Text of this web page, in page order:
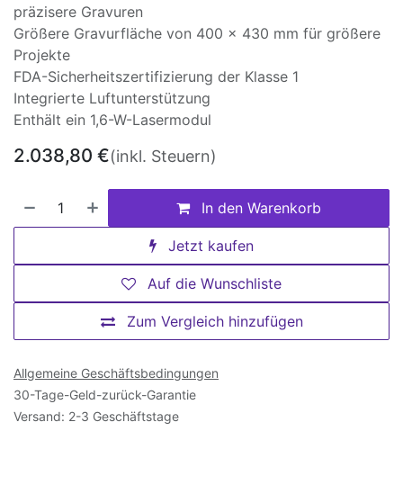
präzisere Gravuren
Größere Gravurfläche von 400 x 430 mm für größere
Projekte
FDA-Sicherheitszertifizierung der Klasse 1
Integrierte Luftunterstützung
Enthält ein 1,6-W-Lasermodul
2.038,80 €(inkl. Steuern)
In den Warenkorb
Jetzt kaufen
Zum Vergleich hinzufügen
Auf die Wunschliste
Allgemeine Geschäftsbedingungen
30-Tage-Geld-zurück-Garantie
Versand: 2-3 Geschäftstage